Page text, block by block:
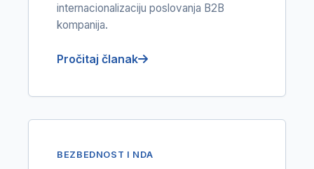
internacionalizaciju poslovanja B2B
kompanija.
Pročitaj članak
BEZBEDNOST I NDA